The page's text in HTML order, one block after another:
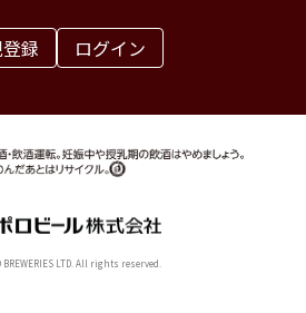
録 ログイン
BREWERIES LTD. All rights reserved.